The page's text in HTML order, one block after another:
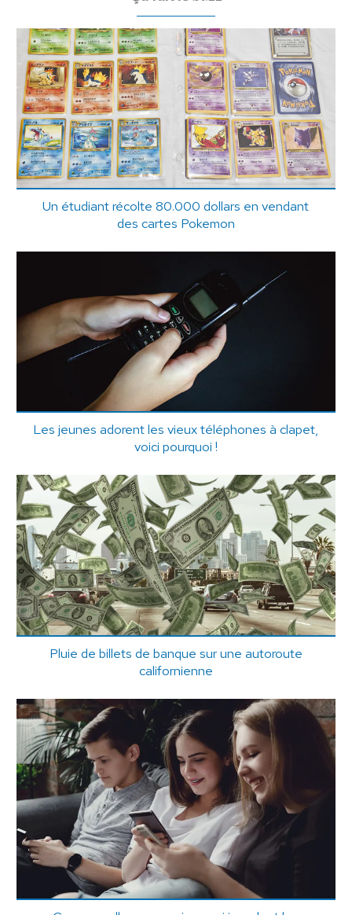
Un étudiant récolte 80.000 dollars en vendant
des cartes Pokemon
Les jeunes adorent les vieux téléphones à clapet,
voici pourquoi !
Pluie de billets de banque sur une autoroute
californienne